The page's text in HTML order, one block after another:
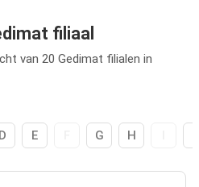
filiaal
van 20 Gedimat filialen in
D E G H